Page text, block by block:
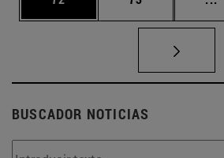
BUSCADOR NOTICIAS